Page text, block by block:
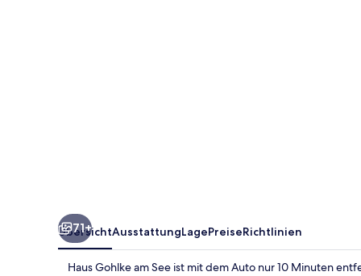
71+
ÜbersichtAusstattungLagePreiseRichtlinien
Haus Gohlke am See ist mit dem Auto nur 10 Minuten